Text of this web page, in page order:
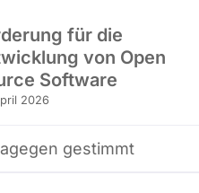
für die
von Open
Software
2026
gestimmt